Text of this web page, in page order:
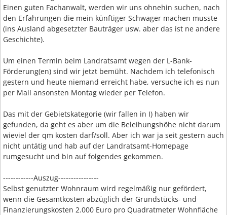
Einen guten Fachanwalt, werden wir uns ohnehin suchen, nach
den Erfahrungen die mein künftiger Schwager machen musste
(ins Ausland abgesetzter Bauträger usw. aber das ist ne andere
Geschichte).
Um einen Termin beim Landratsamt wegen der L-Bank-
Förderung(en) sind wir jetzt bemüht. Nachdem ich telefonisch
gestern und heute niemand erreicht habe, versuche ich es nun
per Mail ansonsten Montag wieder per Telefon.
Das mit der Gebietskategorie (wir fallen in I) haben wir
gefunden, da geht es aber um die Beleihungshöhe nicht darum
wieviel der qm kosten darf/soll. Aber ich war ja seit gestern auch
nicht untätig und hab auf der Landratsamt-Homepage
rumgesucht und bin auf folgendes gekommen.
------------Auszug----------------
Selbst genutzter Wohnraum wird regelmäßig nur gefördert,
wenn die Gesamtkosten abzüglich der Grundstücks- und
Finanzierungskosten 2.000 Euro pro Quadratmeter Wohnfläche